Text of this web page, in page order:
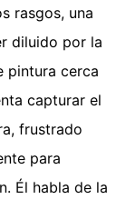
rasgos, una
diluido por la
pintura cerca
capturar el
frustrado
para
Él habla de la